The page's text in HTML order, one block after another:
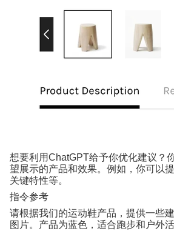
想要利用ChatGPT给予你优化建议？
望展示的产品和效果。例如，你可以
关键特性等。
指令参考
请根据我们的运动鞋产品，提供一些
图片。产品为蓝色，适合跑步和户外活